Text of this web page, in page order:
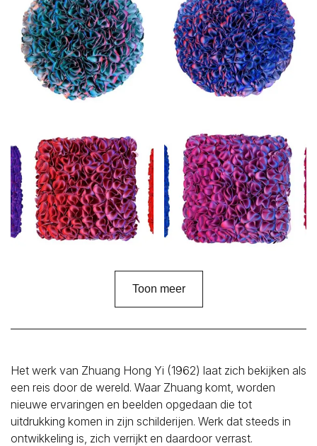
Toon meer
Het werk van Zhuang Hong Yi (1962) laat zich bekijken als
een reis door de wereld. Waar Zhuang komt, worden
nieuwe ervaringen en beelden opgedaan die tot
uitdrukking komen in zijn schilderijen. Werk dat steeds in
ontwikkeling is, zich verrijkt en daardoor verrast.